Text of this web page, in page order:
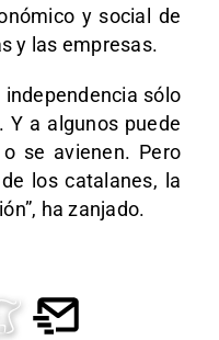
y social de
y las empresas.
independencia sólo
Y a algunos puede
se avienen. Pero
los catalanes, la
ha zanjado.